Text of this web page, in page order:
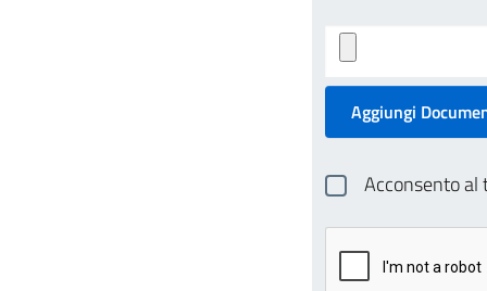
Aggiungi
Acconsento al